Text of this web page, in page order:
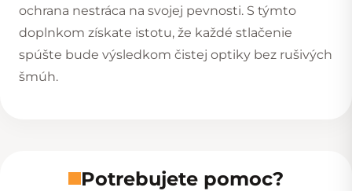
ochrana nestráca na svojej pevnosti. S týmto
doplnkom získate istotu, že každé stlačenie
spúšte bude výsledkom čistej optiky bez rušivých
šmúh.
Potrebujete pomoc?